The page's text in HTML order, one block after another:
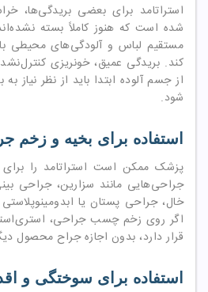
استراتامد برای بعضی بریدگی‌ها،
شده است که هنوز کاملاً بسته
مستقیم لباس و آلودگی‌های محیطی
کند. بریدگی عمیق، خونریزی
از جسم آلوده ابتدا باید از نظر نیاز
شود.
استفاده برای بخیه و زخم
پزشک ممکن است استراتامد را
جراحی‌هایی مانند سزارین، جراحی
خال، جراحی پستان یا
اگر روی زخم چسب جراحی،
قرار دارد، بدون اجازه جراح محصول
استفاده برای سوختگی و